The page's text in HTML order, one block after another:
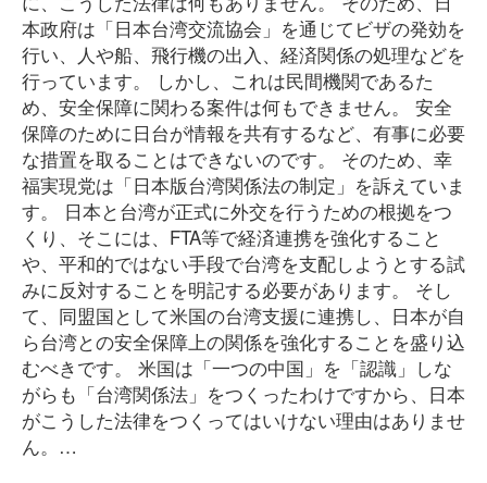
本政府は「日本台湾交流協会」を通じてビザの発効を
行い、人や船、飛行機の出入、経済関係の処理などを
行っています。 しかし、これは民間機関であるた
め、安全保障に関わる案件は何もできません。 安全
保障のために日台が情報を共有するなど、有事に必要
な措置を取ることはできないのです。 そのため、幸
福実現党は「日本版台湾関係法の制定」を訴えていま
す。 日本と台湾が正式に外交を行うための根拠をつ
くり、そこには、FTA等で経済連携を強化すること
や、平和的ではない手段で台湾を支配しようとする試
みに反対することを明記する必要があります。 そし
て、同盟国として米国の台湾支援に連携し、日本が自
ら台湾との安全保障上の関係を強化することを盛り込
むべきです。 米国は「一つの中国」を「認識」しな
がらも「台湾関係法」をつくったわけですから、日本
がこうした法律をつくってはいけない理由はありませ
ん。…